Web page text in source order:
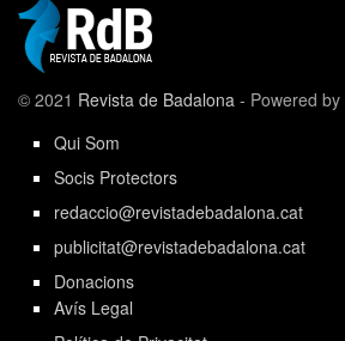
© 2021 Revista de Badalona - Powered by
Qui Som
Socis Protectors
redaccio@revistadebadalona.cat
publicitat@revistadebadalona.cat
Donacions
Avís Legal